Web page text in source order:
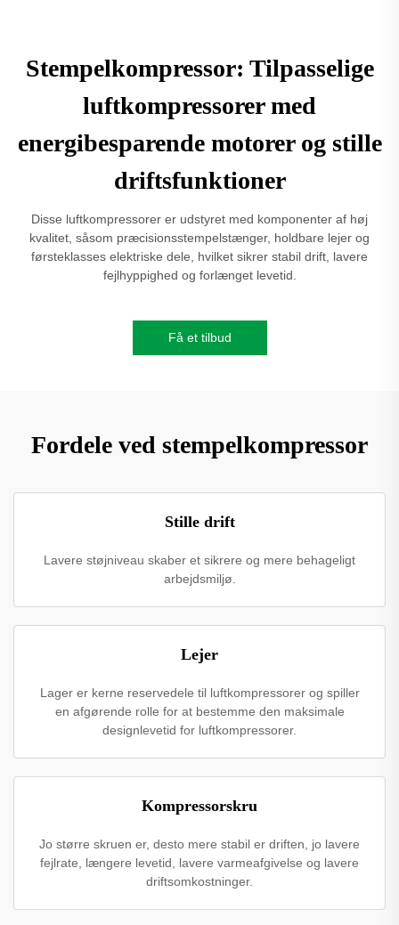
Stempelkompressor: Tilpasselige
luftkompressorer med
energibesparende motorer og stille
driftsfunktioner
Disse luftkompressorer er udstyret med komponenter af høj
kvalitet, såsom præcisionsstempelstænger, holdbare lejer og
førsteklasses elektriske dele, hvilket sikrer stabil drift, lavere
fejlhyppighed og forlænget levetid.
Få et tilbud
Fordele ved stempelkompressor
Stille drift
Lavere støjniveau skaber et sikrere og mere behageligt
arbejdsmiljø.
Lejer
Lager er kerne reservedele til luftkompressorer og spiller
en afgørende rolle for at bestemme den maksimale
designlevetid for luftkompressorer.
Kompressorskru
Jo større skruen er, desto mere stabil er driften, jo lavere
fejlrate, længere levetid, lavere varmeafgivelse og lavere
driftsomkostninger.